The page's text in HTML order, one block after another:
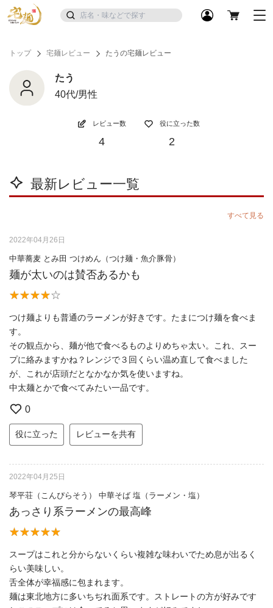
トップ 宅麺レビュー たうの宅麺レビュー
たう
40代/男性
レビュー数
4
役に立った数
2
最新レビュー一覧
すべて見る
2022年04月26日
中華蕎麦 とみ田 つけめん（つけ麺・魚介豚骨）
麺が太いのは賛否あるかも
つけ麺よりも普通のラーメンが好きです。たまにつけ麺を食べま
す。
その観点から、麺が他で食べるものよりめちゃ太い。これ、スー
プに絡みますかね？レンジで３回くらい温め直して食べました
が、これが店頭だとなかなか気を使いますね。
中太麺とかで食べてみたい一品です。
0
役に立った レビューを共有
2022年04月25日
琴平荘（こんぴらそう） 中華そば 塩（ラーメン・塩）
あっさり系ラーメンの最高峰
スープはこれと分からないくらい複雑な味わいでため息が出るく
らい美味しい。
舌全体が幸福感に包まれます。
麺は東北地方に多いちぢれ面系です。ストレートの方が好みです